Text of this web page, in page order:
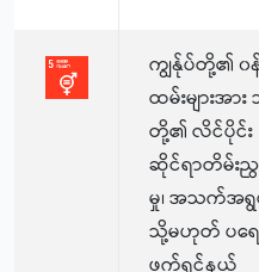
ကျွန်ုပ်တို့၏ ၀
ထမ်းများအာ
တို့၏ လိင်ပိုင်း
ဆိုင်ရာတိမ်း
မှု၊ အသက်အ
သို့မဟုတ် ပရ